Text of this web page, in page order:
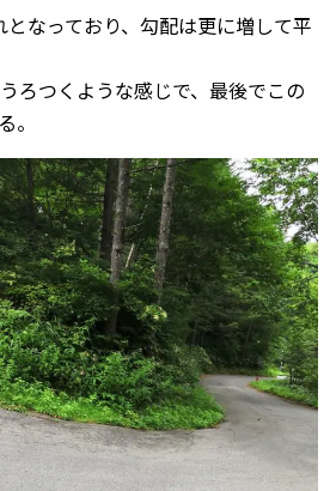
なっており、勾配は更に増して平
ろつくような感じで、最後でこの
。